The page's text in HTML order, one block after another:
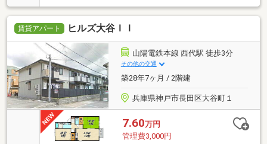
賃貸アパート ヒルズ大谷ＩＩ
山陽電鉄本線 西代駅 徒歩3分
その他の交通
築28年7ヶ月 / 2階建
兵庫県神戸市長田区大谷町１
7.60万円
管理費3,000円